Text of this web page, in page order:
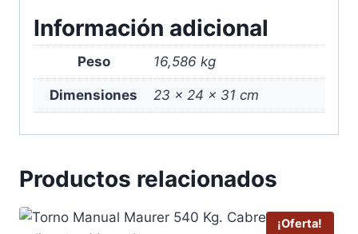
Información adicional
Peso 16,586 kg
Dimensiones 23 × 24 × 31 cm
Productos relacionados
¡Oferta!